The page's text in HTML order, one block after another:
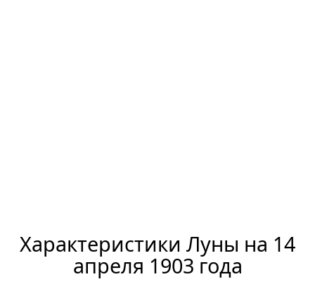
Характеристики Луны на 14
апреля 1903 года